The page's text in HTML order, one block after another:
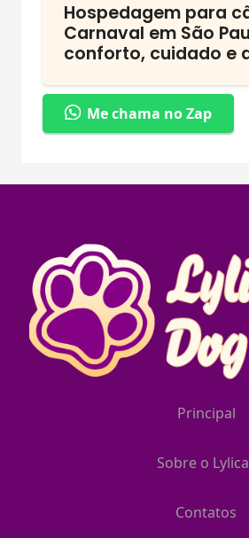
Hospedagem para
Carnaval em São
conforto, cuidado e
Me chama no Zap
Principal
Sobre o
Contatos